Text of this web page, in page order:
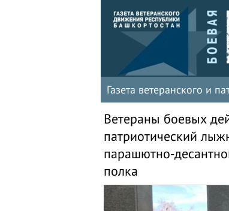
Газета ветеранского и
Ветераны боевых
патриотический
парашютно-
полка